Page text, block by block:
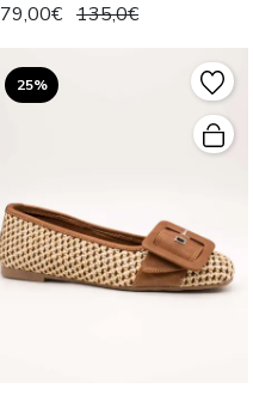
79,00€ 135,0€
25%